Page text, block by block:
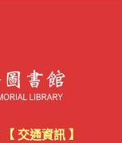
【 交通資訊 】